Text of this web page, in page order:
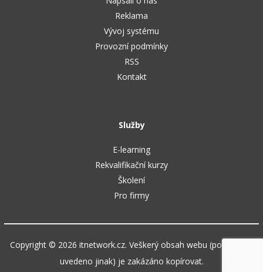
Reklama
Vývoj systému
Provozní podmínky
RSS
Kontakt
Služby
E-learning
Rekvalifikační kurzy
Školení
Pro firmy
Copyright © 2026 itnetwork.cz. Veškerý obsah webu (pokud není
uvedeno jinak) je zakázáno kopírovat.